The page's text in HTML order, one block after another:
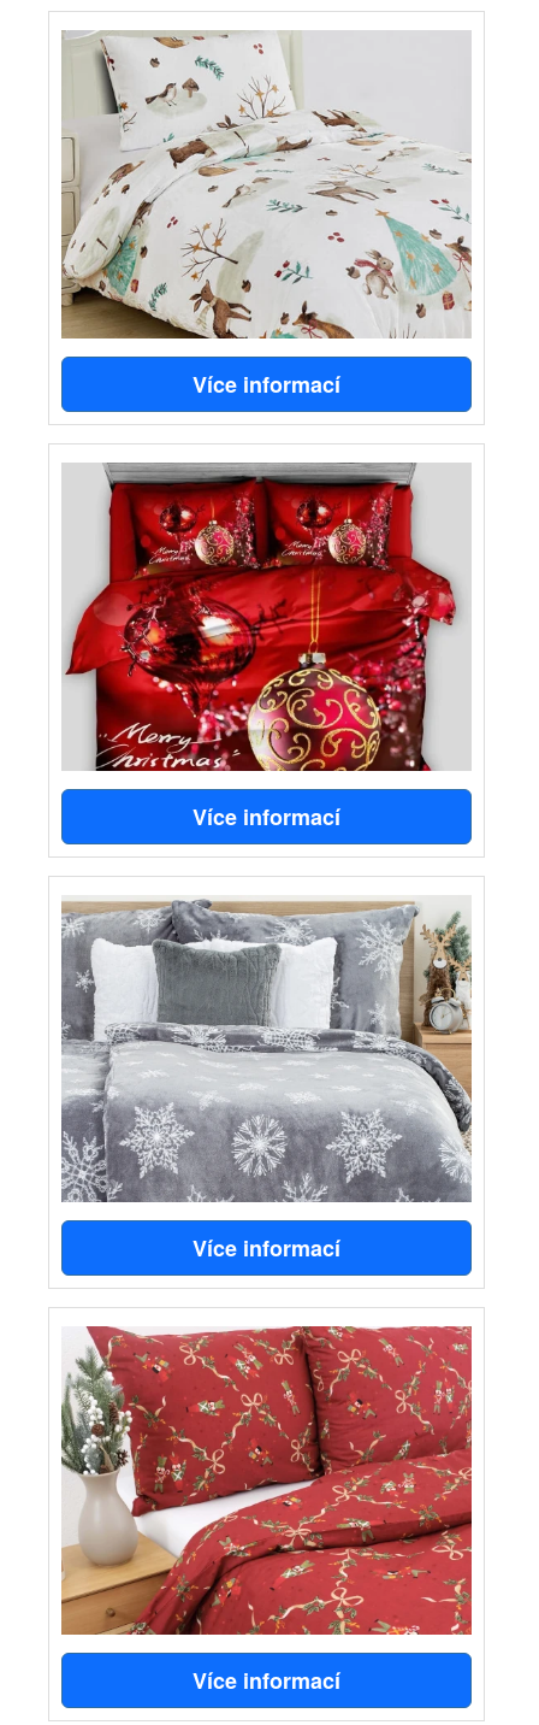
Více informací
Více informací
Více informací
Více informací